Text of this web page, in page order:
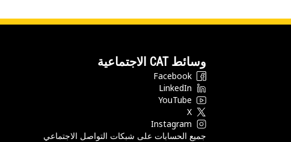
وسائط CAT الاجتماعية
Facebook
LinkedIn
YouTube
X
Instagram
جميع الحسابات على شبكات التواصل الاجتماعي